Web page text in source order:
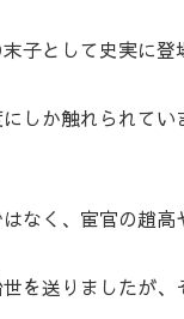
子として史実に登
しか触れられて
なく、宦官の趙
を送りましたが、